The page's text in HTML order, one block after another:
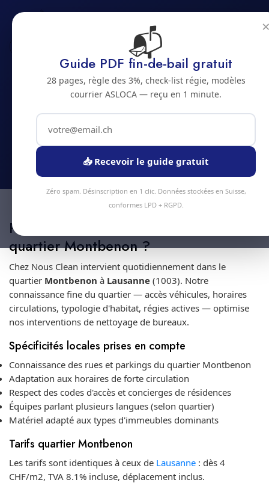
Lausanne
Nettoyage de bureaux
dans le quartier
Montbenon
Spécialiste à Lausanne · Devis 24h · Intervention 48h
Pourquoi une équipe spécialisée
quartier Montbenon ?
Chez Nous Clean intervient quotidiennement dans le
quartier Montbenon à Lausanne (1003). Notre
connaissance fine du quartier — accès véhicules, horaires
circulations, typologie d'habitat, régies actives — optimise
nos interventions de nettoyage de bureaux.
Spécificités locales prises en compte
Connaissance des rues et parkings du quartier Montbenon
Adaptation aux horaires de forte circulation
Respect des codes d'accès et concierges de résidences
Équipes parlant plusieurs langues (selon quartier)
Matériel adapté aux types d'immeubles dominants
Tarifs quartier Montbenon
Les tarifs sont identiques à ceux de Lausanne : dès 4
CHF/m2, TVA 8.1% incluse, déplacement inclus.
📬
Guide PDF fin-de-bail gratuit
28 pages, règle des 3%, check-list régie, modèles
courrier ASLOCA — reçu en 1 minute.
📥 Recevoir le guide gratuit
Zéro spam. Désinscription en 1 clic. Données stockées en Suisse,
conformes LPD + RGPD.